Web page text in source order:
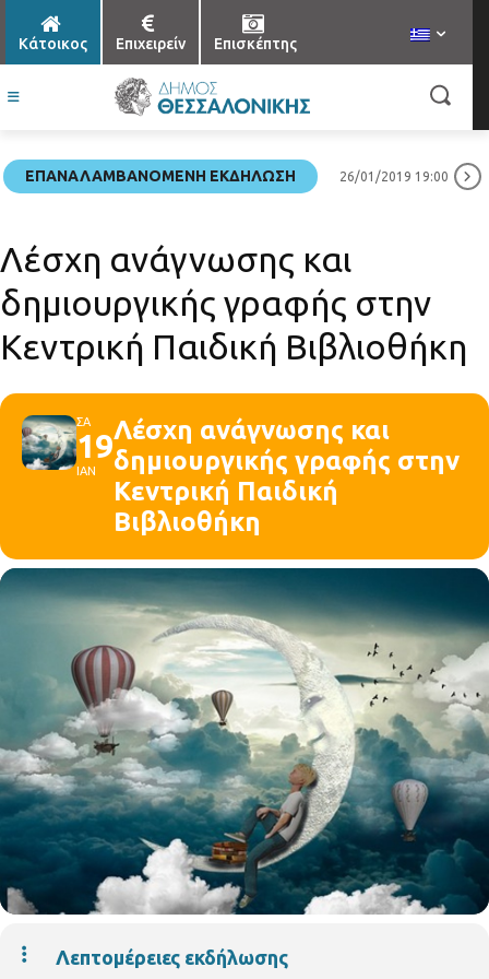
Κάτοικος Επιχειρείν Επισκέπτης
ΕΠΑΝΑΛΑΜΒΑΝΌΜΕΝΗ ΕΚΔΉΛΩΣΗ 26/01/2019 19:00
Λέσχη ανάγνωσης και
δημιουργικής γραφής στην
Κεντρική Παιδική Βιβλιοθήκη
ΣΑ
19
ΙΑΝ
Λέσχη ανάγνωσης και
δημιουργικής γραφής στην
Κεντρική Παιδική
Βιβλιοθήκη
Λεπτομέρειες εκδήλωσης